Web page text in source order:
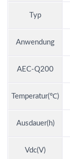
Typ
Anwendung
AEC-Q200
Temperatur(℃)
Ausdauer(h)
Vdc(V)